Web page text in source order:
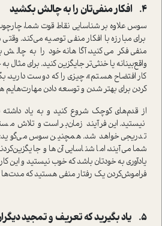
4. افکار منفی‌تان را به چالش بکشید
سوس علاوه بر شناسایی نقاط قوت شما،
برای مبارزه با افکار منفی توصیه می‌کند.
منفی فکر می‌کنید، آگاهانه خود را به
واقع‌بینانه یا خنثی‌تر جایگزین کنید. برای مثال
کار افتضاح هستم»، چیزی را که دوست دارید،
کردن برای بهتر شدن و توسعه دادن
از قدم‌های کوچک شروع کنید و به یاد داشته
نیستید. این فرآیند زمان‌بر است و تلاش
تدریجی خواهد شد. همچنین سوس می‌گوید:
شما می‌آیند، اما شناسایی آن‌ها و
یادآوری به خودتان باشد که خوب نیستید و این
فراموش‌کردن یک رفتار منفی هستید که مدت‌ها با
5. یاد بگیرید که تعریف و تمجید